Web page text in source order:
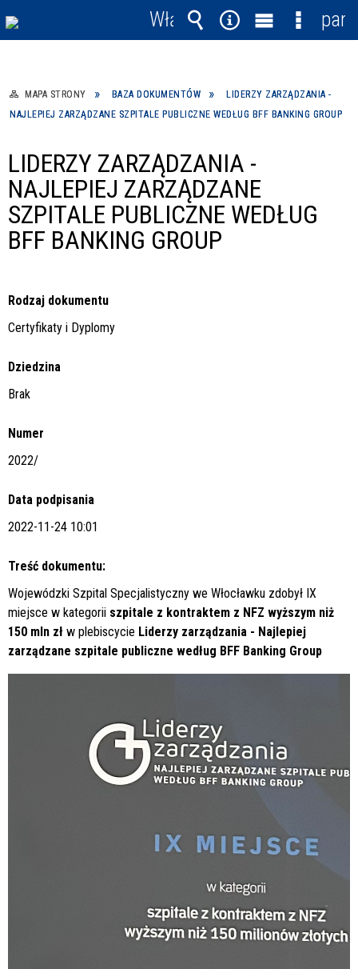
MAPA STRONY BAZA DOKUMENTÓW
LIDERZY ZARZĄDZANIA -
NAJLEPIEJ ZARZĄDZANE SZPITALE PUBLICZNE WEDŁUG BFF BANKING GROUP
LIDERZY ZARZĄDZANIA -
NAJLEPIEJ ZARZĄDZANE
SZPITALE PUBLICZNE WEDŁUG
BFF BANKING GROUP
Rodzaj dokumentu
Certyfikaty i Dyplomy
Dziedzina
Brak
Numer
2022/
Data podpisania
2022-11-24 10:01
Treść dokumentu:
Wojewódzki Szpital Specjalistyczny we Włocławku zdobył IX
miejsce w kategorii szpitale z kontraktem z NFZ wyższym niż
150 mln zł w plebiscycie Liderzy zarządzania - Najlepiej
zarządzane szpitale publiczne według BFF Banking Group
Włącz
powiadomienia
Wyszukiwarka
Narzędzia
MenuMenu